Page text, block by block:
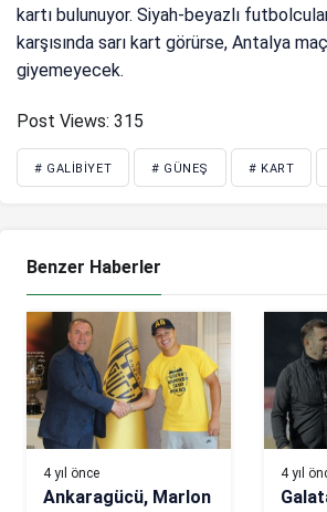
kartı bulunuyor. Siyah-beyazlı
karşısında sarı kart görürse, Antalya
giyemeyecek.
Post Views: 315
# GALIBIYET # GÜNEŞ # KART
Benzer Haberler
4 yıl önce
Ankaragücü, Marlon
4 yıl